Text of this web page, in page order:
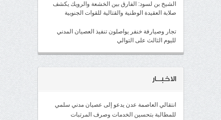
الشيخ بن لسود: الفارق بين الخشعة والرويك يكشف
صلابة العقيدة الوطنية والقتالية للقوات الجنوبية
تجار وصيارفة خنفر يواصلون تنفيذ العصيان المدني
لليوم الثالث على التوالي
الاخبــار
انتقالي العاصمة عدن يدعو إلى عصيان مدني سلمي
للمطالبة بتحسين الخدمات وصرف المرتبات